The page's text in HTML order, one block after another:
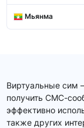
Мьянма
Виртуальные сим
получить СМС-
эффективно
также других